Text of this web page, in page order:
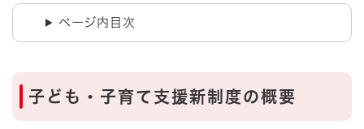
ページ内目次
子ども・子育て支援新制度の概要